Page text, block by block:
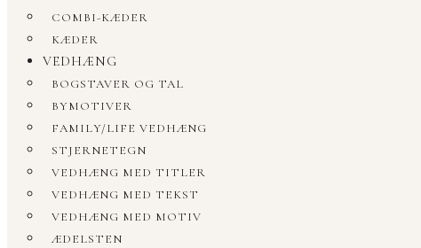
COMBI-KÆDER
KÆDER
VEDHÆNG
BOGSTAVER OG TAL
BYMOTIVER
FAMILY/LIFE VEDHÆNG
STJERNETEGN
VEDHÆNG MED TITLER
VEDHÆNG MED TEKST
VEDHÆNG MED MOTIV
ÆDELSTEN